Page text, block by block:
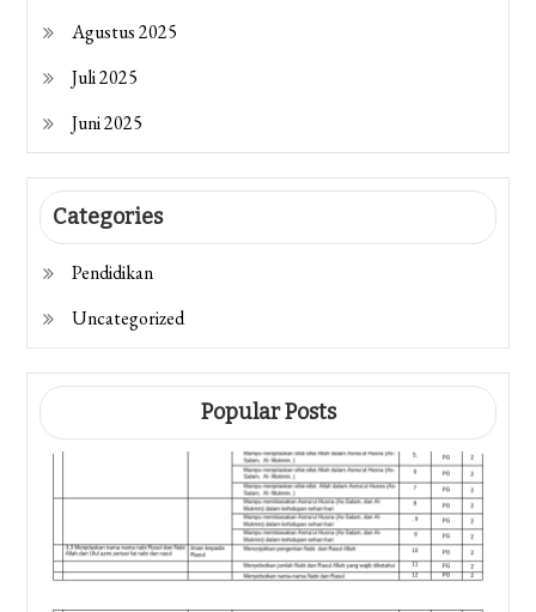
Agustus 2025
Juli 2025
Juni 2025
Categories
Pendidikan
Uncategorized
Popular Posts